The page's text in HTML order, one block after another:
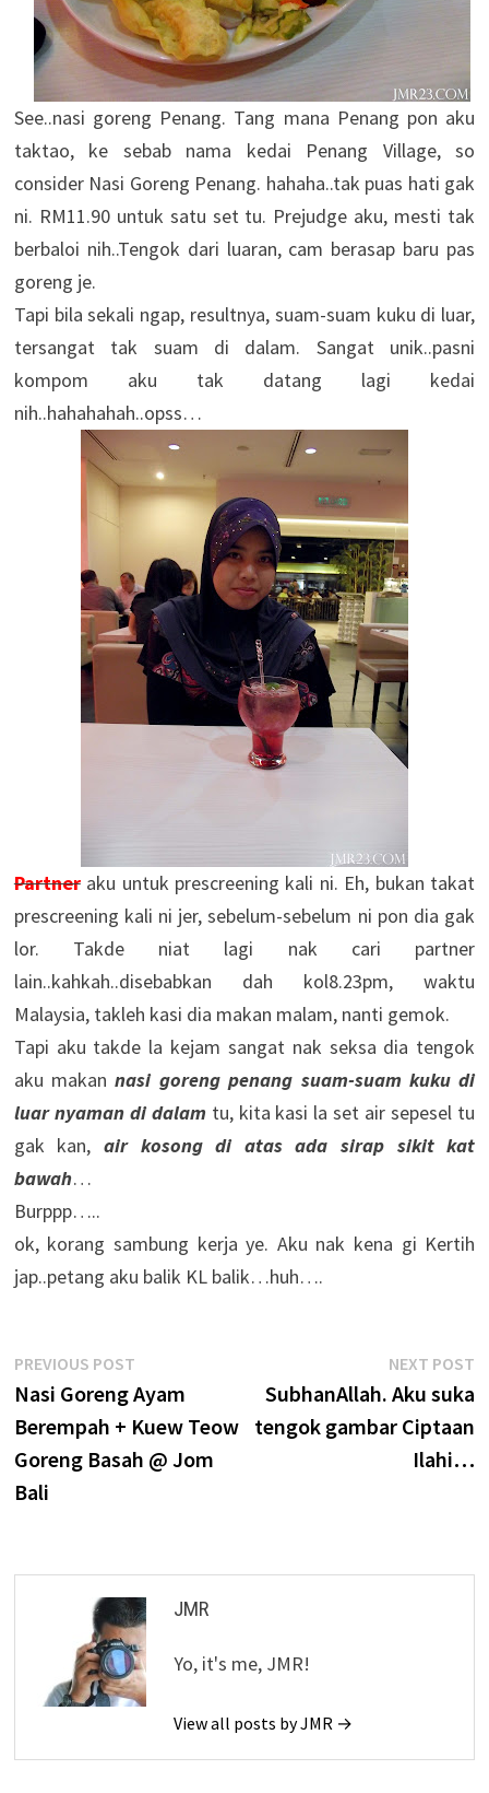
See..nasi goreng Penang. Tang mana Penang pon aku
taktao, ke sebab nama kedai Penang Village, so
consider Nasi Goreng Penang. hahaha..tak puas hati gak
ni. RM11.90 untuk satu set tu. Prejudge aku, mesti tak
berbaloi nih..Tengok dari luaran, cam berasap baru pas
goreng je.
Tapi bila sekali ngap, resultnya, suam-suam kuku di luar,
tersangat tak suam di dalam. Sangat unik..pasni
kompom aku tak datang lagi kedai
nih..hahahahah..opss…
Partneraku untuk prescreening kali ni. Eh, bukan takat
prescreening kali ni jer, sebelum-sebelum ni pon dia gak
lor. Takde niat lagi nak cari partner
lain..kahkah..disebabkan dah kol8.23pm, waktu
Malaysia, takleh kasi dia makan malam, nanti gemok.
Tapi aku takde la kejam sangat nak seksa dia tengok
aku makan nasi goreng penang suam-suam kuku di
luar nyaman di dalam tu, kita kasi la set air sepesel tu
gak kan, air kosong di atas ada sirap sikit kat
bawah…
Burppp…..
ok, korang sambung kerja ye. Aku nak kena gi Kertih
jap..petang aku balik KL balik…huh….
Post
navigation
PREVIOUS POSTPrevious
post:
Nasi Goreng Ayam
Berempah + Kuew Teow
Goreng Basah @ Jom
Bali
NEXT POST
SubhanAllah. Aku suka
tengok gambar Ciptaan
Ilahi…
JMR
Yo, it's me, JMR!
View all posts by JMR →